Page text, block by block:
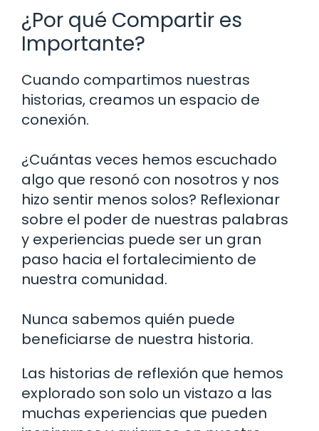
¿Por qué Compartir es
Importante?
Cuando compartimos nuestras
historias, creamos un espacio de
conexión.
¿Cuántas veces hemos escuchado
algo que resonó con nosotros y nos
hizo sentir menos solos? Reflexionar
sobre el poder de nuestras palabras
y experiencias puede ser un gran
paso hacia el fortalecimiento de
nuestra comunidad.
Nunca sabemos quién puede
beneficiarse de nuestra historia.
Las historias de reflexión que hemos
explorado son solo un vistazo a las
muchas experiencias que pueden